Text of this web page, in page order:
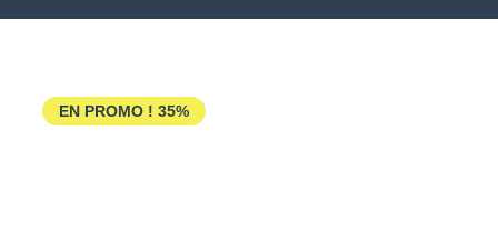
EN PROMO ! 35%